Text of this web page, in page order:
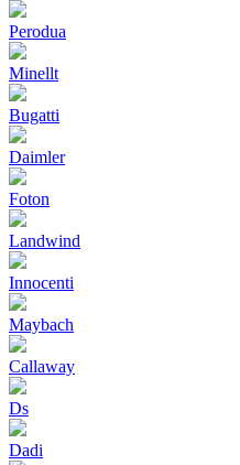
Perodua
Minellt
Bugatti
Daimler
Foton
Landwind
Innocenti
Maybach
Callaway
Ds
Dadi